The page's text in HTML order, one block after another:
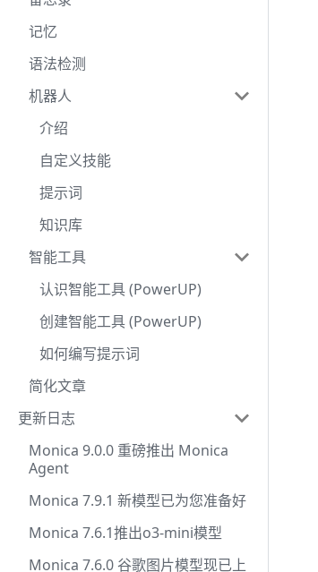
记忆
语法检测
机器人
介绍
自定义技能
提示词
知识库
智能工具
认识智能工具 (PowerUP)
创建智能工具 (PowerUP)
如何编写提示词
简化文章
更新日志
Monica 9.0.0 重磅推出 Monica
Agent
Monica 7.9.1 新模型已为您准备好
Monica 7.6.1推出o3-mini模型
Monica 7.6.0 谷歌图片模型现已上